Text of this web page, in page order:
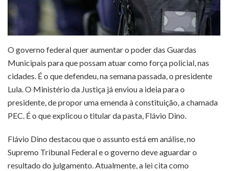
O governo federal quer aumentar o poder das Guardas
Municipais para que possam atuar como força policial, nas
cidades. É o que defendeu, na semana passada, o presidente
Lula. O Ministério da Justiça já enviou a ideia para o
presidente, de propor uma emenda à constituição, a chamada
PEC. É o que explicou o titular da pasta, Flávio Dino.
Flávio Dino destacou que o assunto está em análise, no
Supremo Tribunal Federal e o governo deve aguardar o
resultado do julgamento. Atualmente, a lei cita como